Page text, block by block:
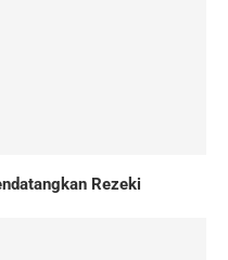
Rezeki